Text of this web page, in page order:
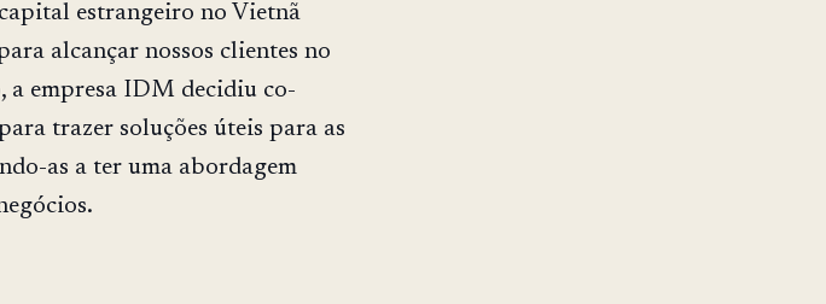
estrangeiro no Vietnã
alcançar nossos clientes no
a empresa IDM decidiu co-
trazer soluções úteis para as
as a ter uma abordagem